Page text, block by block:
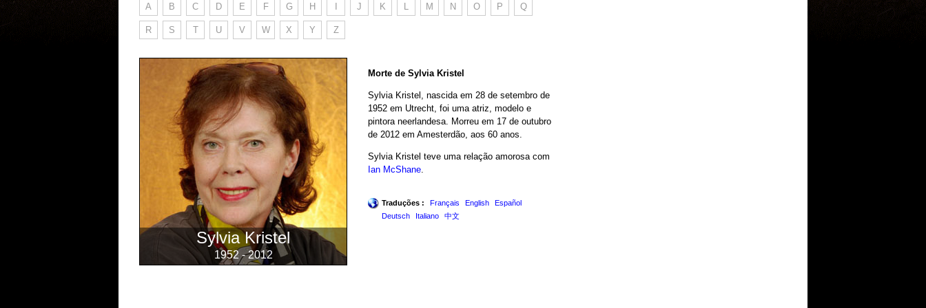
A B C D E F G H J K L M N O P Q
R S T U V W X Y Z
Sylvia Kristel
1952 - 2012
Morte de Sylvia Kristel
Sylvia Kristel, nascida em 28 de setembro de
1952 em Utrecht, foi uma atriz, modelo e
pintora neerlandesa. Morreu em 17 de outubro
de 2012 em Amesterdão, aos 60 anos.
Sylvia Kristel teve uma relação amorosa com
Ian McShane
Traduções : Français English
Español
Deutsch
Italiano 中文